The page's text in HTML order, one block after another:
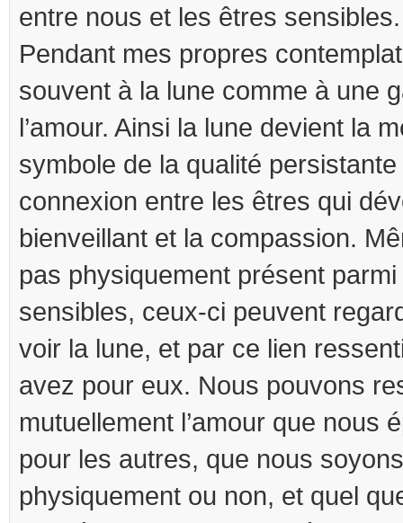
entre nous et les êtres sensibles.
Pendant mes propres
souvent à la lune comme à une
l’amour. Ainsi la lune devient la
symbole de la qualité persistante
connexion entre les êtres qui
bienveillant et la compassion.
pas physiquement présent
sensibles, ceux-ci peuvent
voir la lune, et par ce lien
avez pour eux. Nous pouvons
mutuellement l’amour que nous
pour les autres, que nous
physiquement ou non, et quel